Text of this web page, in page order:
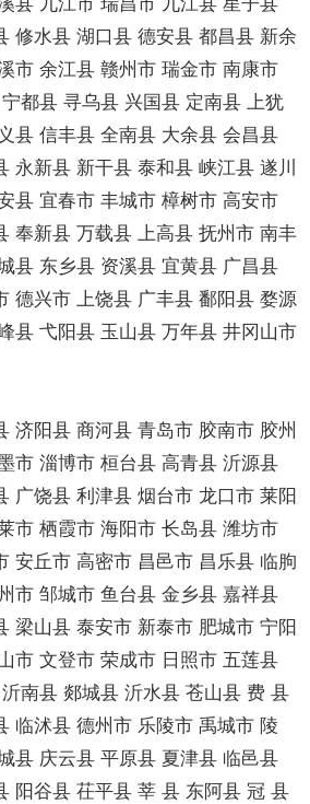
修水县 湖口县 德安县 都昌县 新余
市 余江县 赣州市 瑞金市 南康市
都县 寻乌县 兴国县 定南县 上犹
县 信丰县 全南县 大余县 会昌县
永新县 新干县 泰和县 峡江县 遂川
县 宜春市 丰城市 樟树市 高安市
奉新县 万载县 上高县 抚州市 南丰
县 东乡县 资溪县 宜黄县 广昌县
德兴市 上饶县 广丰县 鄱阳县 婺源
县 弋阳县 玉山县 万年县 井冈山市
济阳县 商河县 青岛市 胶南市 胶州
市 淄博市 桓台县 高青县 沂源县
广饶县 利津县 烟台市 龙口市 莱阳
市 栖霞市 海阳市 长岛县 潍坊市
安丘市 高密市 昌邑市 昌乐县 临朐
市 邹城市 鱼台县 金乡县 嘉祥县
梁山县 泰安市 新泰市 肥城市 宁阳
市 文登市 荣成市 日照市 五莲县
南县 郯城县 沂水县 苍山县 费 县
临沭县 德州市 乐陵市 禹城市 陵
县 庆云县 平原县 夏津县 临邑县
阳谷县 茌平县 莘 县 东阿县 冠 县